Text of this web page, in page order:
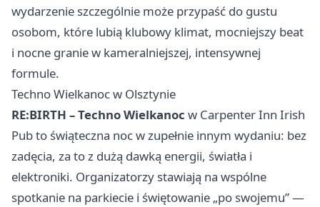
wydarzenie szczególnie może przypaść do gustu
osobom, które lubią klubowy klimat, mocniejszy beat
i nocne granie w kameralniejszej, intensywnej
formule.
Techno Wielkanoc w Olsztynie
RE:BIRTH – Techno Wielkanoc w Carpenter Inn Irish
Pub to świąteczna noc w zupełnie innym wydaniu: bez
zadęcia, za to z dużą dawką energii, światła i
elektroniki. Organizatorzy stawiają na wspólne
spotkanie na parkiecie i świętowanie „po swojemu” —